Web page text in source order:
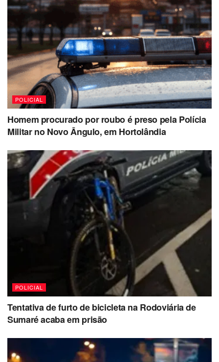
POLICIAL
Homem procurado por roubo é preso pela Polícia
Militar no Novo Ângulo, em Hortolândia
POLICIAL
Tentativa de furto de bicicleta na Rodoviária de
Sumaré acaba em prisão